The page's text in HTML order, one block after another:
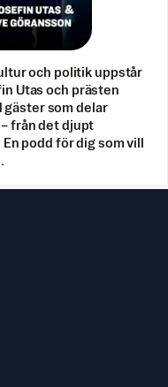
och politik uppstår
Utas och prästen
gäster som delar
från det djupt
podd för dig som vill